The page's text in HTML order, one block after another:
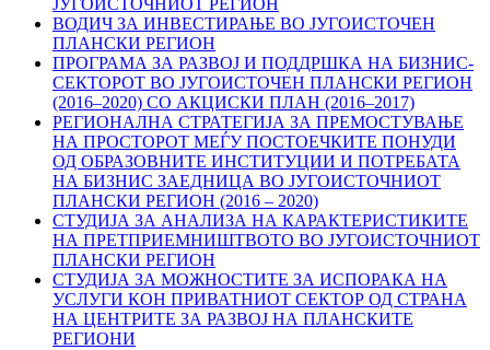
ЈУГОИСТОЧНИОТ РЕГИОН
ВОДИЧ ЗА ИНВЕСТИРАЊЕ ВО ЈУГОИСТОЧЕН
ПЛАНСКИ РЕГИОН
ПРОГРАМА ЗА РАЗВОЈ И ПОДДРШКА НА БИЗНИС-
СЕКТОРОТ ВО ЈУГОИСТОЧЕН ПЛАНСКИ РЕГИОН
(2016–2020) СО АКЦИСКИ ПЛАН (2016–2017)
РЕГИОНАЛНА СТРАТЕГИЈА ЗА ПРЕМОСТУВАЊЕ
НА ПРОСТОРОТ МЕЃУ ПОСТОЕЧКИТЕ ПОНУДИ
ОД ОБРАЗОВНИТЕ ИНСТИТУЦИИ И ПОТРЕБАТА
НА БИЗНИС ЗАЕДНИЦА ВО ЈУГОИСТОЧНИОТ
ПЛАНСКИ РЕГИОН (2016 – 2020)
СТУДИЈА ЗА АНАЛИЗА НА КАРАКТЕРИСТИКИТЕ
НА ПРЕТПРИЕМНИШТВОТО ВО ЈУГОИСТОЧНИОТ
ПЛАНСКИ РЕГИОН
СТУДИЈА ЗА МОЖНОСТИТЕ ЗА ИСПОРАКА НА
УСЛУГИ КОН ПРИВАТНИОТ СЕКТОР ОД СТРАНА
НА ЦЕНТРИТЕ ЗА РАЗВОЈ НА ПЛАНСКИТЕ
РЕГИОНИ